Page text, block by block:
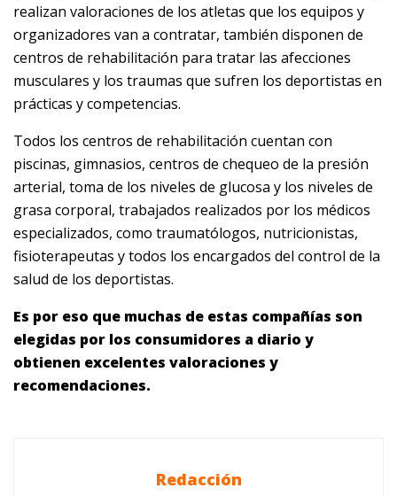
realizan valoraciones de los atletas que los equipos y
organizadores van a contratar, también disponen de
centros de rehabilitación para tratar las afecciones
musculares y los traumas que sufren los deportistas en
prácticas y competencias.
Todos los centros de rehabilitación cuentan con
piscinas, gimnasios, centros de chequeo de la presión
arterial, toma de los niveles de glucosa y los niveles de
grasa corporal, trabajados realizados por los médicos
especializados, como traumatólogos, nutricionistas,
fisioterapeutas y todos los encargados del control de la
salud de los deportistas.
Es por eso que muchas de estas compañías son
elegidas por los consumidores a diario y
obtienen excelentes valoraciones y
recomendaciones.
Redacción